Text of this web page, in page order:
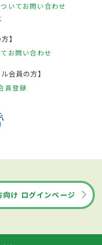
いてお問い合わせ
】
お問い合わせ
会員の方】
員登録
向け ログインページ